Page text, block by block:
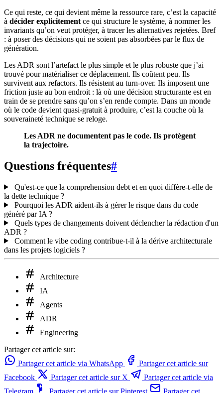
Ce qui reste, ce qui devient même la ressource rare, c’est la capacité
à décider explicitement ce qui structure le système, à nommer les
invariants qu’on veut protéger, à tracer les alternatives rejetées. Bref
: à poser des décisions qui ne soient pas absorbées par le flux de
génération.
Les ADR sont l’artefact le plus simple et le plus robuste que j’ai
trouvé pour matérialiser ce déplacement. Ils coûtent peu. Ils
survivent aux refactors. Ils résistent au turn-over. Ils imposent une
friction juste au bon endroit : là où une décision structurante est en
train de se prendre sans qu’on s’en rende compte. Dans un monde
où le code devient quasi-gratuit à produire, c’est la couche où la
souveraineté technique se reloge.
Les ADR ne documentent pas le code. Ils protègent
la trajectoire.
Questions fréquentes#
Qu'est-ce que la comprehension debt et en quoi diffère-t-elle de
la dette technique ?
Pourquoi les ADR aident-ils à gérer le risque dans du code
généré par IA ?
Quels types de changements doivent déclencher la rédaction d'un
ADR ?
Comment le vibe coding contribue-t-il à la dérive architecturale
dans les projets logiciels ?
Architecture
IA
Agents
ADR
Engineering
Partager cet article sur:
Partager cet article via WhatsApp
Partager cet article sur
Facebook
Partager cet article sur X
Partager cet article via
Telegram
Partager cet article sur Pinterest Partager cet